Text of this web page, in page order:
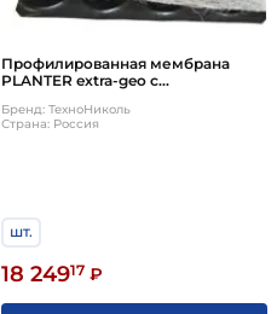
Профилированная мембрана
PLANTER extra-geo с
Бренд: ТехноНиколь
Страна: Россия
шт.
18 24917 ₽